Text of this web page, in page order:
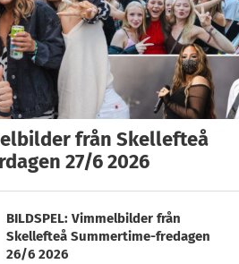
från Skellefteå
27/6 2026
BILDSPEL: Vimmelbilder från
Skellefteå Summertime-fredagen
26/6 2026